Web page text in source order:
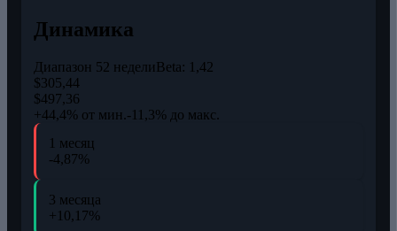
Динамика
Диапазон 52 неделиBeta: 1,42
$305,44
$497,36
+44,4% от мин.-11,3% до макс.
1 месяц
-4,87%
3 месяца
+10,17%